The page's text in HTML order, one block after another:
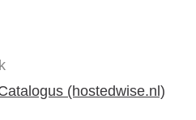
(hostedwise.nl)